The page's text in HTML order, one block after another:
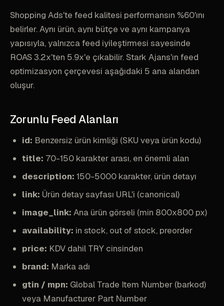
Shopping Ads'te feed kalitesi performansın %60'ını
belirler. Aynı ürün, aynı bütçe ve aynı kampanya
yapısıyla, yalnızca feed iyileştirmesi sayesinde
ROAS 3.2x'ten 5.9x'e çıkabilir. Stark Ajans'ın feed
optimizasyon çerçevesi aşağıdaki 5 ana alandan
oluşur.
Zorunlu Feed Alanları
id: Benzersiz ürün kimliği (SKU veya ürün kodu)
title: 70-150 karakter arası, en önemli alan
description: 150-5000 karakter, ürün detayı
link: Ürün detay sayfası URL'i (canonical)
image_link: Ana ürün görseli (min 800x800 px)
availability: in stock, out of stock, preorder
price: KDV dahil TRY cinsinden
brand: Marka adı
gtin / mpn: Global Trade Item Number (barkod)
veya Manufacturer Part Number